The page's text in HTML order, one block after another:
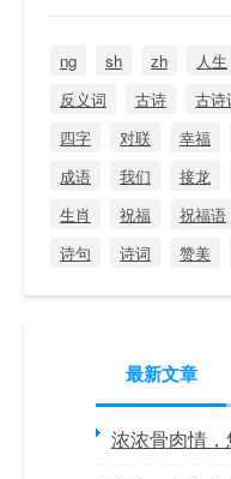
ng sh zh 人生
反义词
古诗 古诗
四字
对联 幸福
成语
我们 接龙
生肖
祝福 祝福语
诗句
诗词 赞美
最新文章
浓浓骨肉情